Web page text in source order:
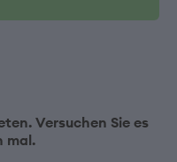
Versuchen Sie es
mal.